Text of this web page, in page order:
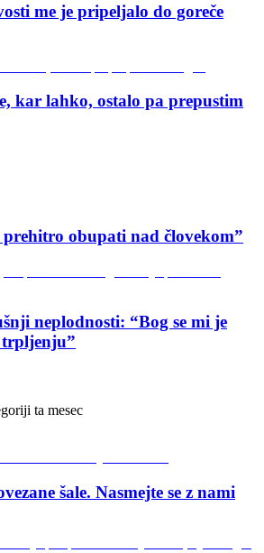
me je pripeljalo do goreče
kar lahko, ostalo pa prepustim
prehitro obupati nad človekom”
neplodnosti: “Bog se mi je
ta mesec
šale. Nasmejte se z nami